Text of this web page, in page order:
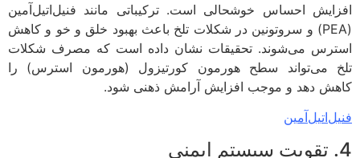
احساس خوشحالی است. ترکیباتی مانند فنیل‌اتیل‌آمین
(PEA) و سروتونین در شکلات تلخ باعث بهبود خلق و خو و کاهش
می‌شوند. تحقیقات نشان داده است که مصرف شکلات
می‌تواند سطح هورمون کورتیزول (هورمون استرس) را
دهد و موجب افزایش آرامش ذهنی شود.